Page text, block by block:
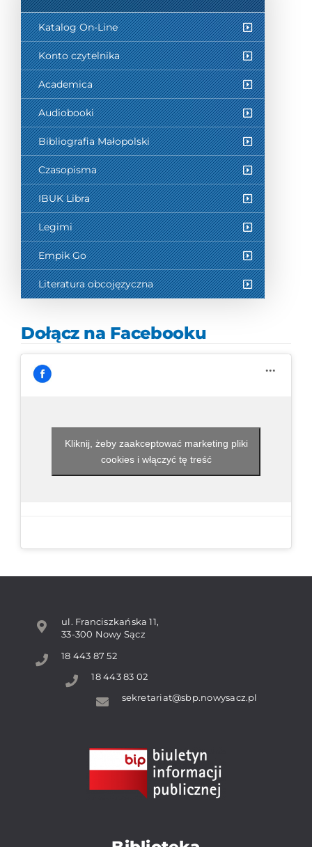
Katalog On-Line
Konto czytelnika
Academica
Audiobooki
Bibliografia Małopolski
Czasopisma
IBUK Libra
Legimi
Empik Go
Literatura obcojęzyczna
Dołącz na Facebooku
Kliknij, żeby zaakceptować marketing pliki
cookies i włączyć tę treść
ul. Franciszkańska 11,
33-300 Nowy Sącz
18 443 87 52
18 443 83 02
sekretariat@sbp.nowysacz.pl